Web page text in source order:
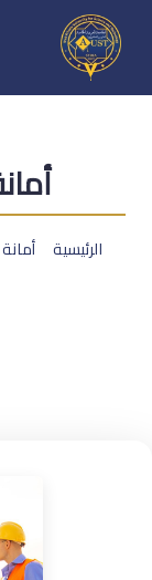
الرئيسية